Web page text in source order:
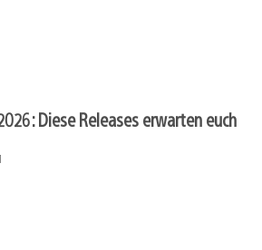
Diese Releases erwarten euch